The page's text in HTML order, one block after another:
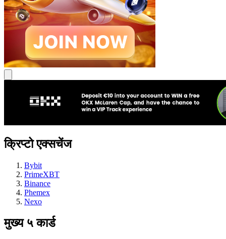
क्रिप्टो एक्सचेंज
Bybit
PrimeXBT
Binance
Phemex
Nexo
मुख्य ५ कार्ड